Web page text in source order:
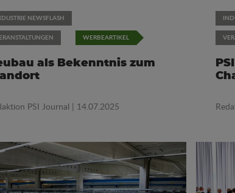
NEWSFLASH
WERBEARTIKEL
als Bekenntnis zum
PSI Journal | 14.07.2025